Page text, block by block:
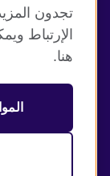
الخصوصية وشروط
ملفات تعريف
خريطة الموقع
منظمة المملكة
تجدون
الإرتباط
هنا.